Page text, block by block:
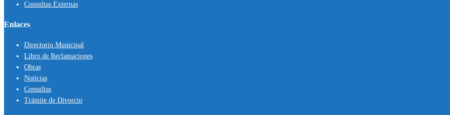
Consultas Externas
Enlaces
Directorio Municipal
Libro de Reclamaciones
Obras
Noticias
Consultas
Trámite de Divorcio